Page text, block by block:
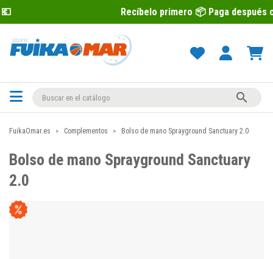
Recíbelo primero 📦 Paga después con

FuikaOmar.es Complementos Bolso de mano Sprayground Sanctuary 2.0
Bolso de mano Sprayground Sanctuary
2.0